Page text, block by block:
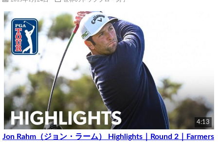
4:13
Jon Rahm（ジョン・ラーム） Highlights｜Round 2｜Farmers